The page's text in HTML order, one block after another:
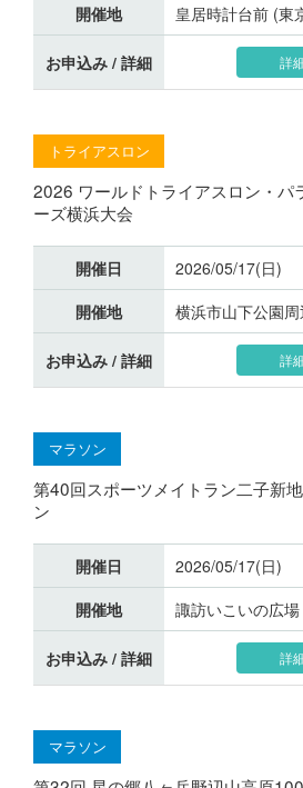
開催地
皇居時計台前 (東
お申込み / 詳細 詳
トライアスロン
2026 ワールドトライアスロン・パ
ーズ横浜大会
開催日
2026/05/17(日)
開催地
横浜市山下公園
お申込み / 詳細 詳
マラソン
第40回スポーツメイトラン二子新
ン
開催日
2026/05/17(日)
開催地
諏訪いこいの広
お申込み / 詳細 詳
マラソン